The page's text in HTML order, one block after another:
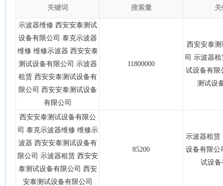
关键词 搜索量 关
示波器维修 西安安泰测试
设备有限公司 泰克示波器
维修 维修示波器 西安安泰
测试设备有限公司 示波器
租赁 西安安泰测试设备有
限公司 西安安泰测试设备
有限公司
11800000
西安安泰
司 示波器
试设备有限
测试设
西安安泰测试设备有限公
司 泰克示波器维修 维修示
波器 西安安泰测试设备有
限公司 示波器租赁 西安安
泰测试设备有限公司 西安
安泰测试设备有限公司
85200
示波器租赁
设备有限公
试设备